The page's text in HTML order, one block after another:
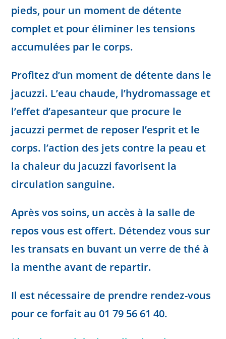
pieds, pour un moment de détente
complet et pour éliminer les tensions
accumulées par le corps.
Profitez d’un moment de détente dans le
jacuzzi. L’eau chaude, l’hydromassage et
l’effet d’apesanteur que procure le
jacuzzi permet de reposer l’esprit et le
corps. l’action des jets contre la peau et
la chaleur du jacuzzi favorisent la
circulation sanguine.
Après vos soins, un accès à la salle de
repos vous est offert. Détendez vous sur
les transats en buvant un verre de thé à
la menthe avant de repartir.
Il est nécessaire de prendre rendez-vous
pour ce forfait au 01 79 56 61 40.